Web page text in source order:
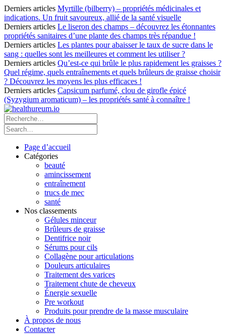
Derniers articles Myrtille (bilberry) – propriétés médicinales et
indications. Un fruit savoureux, allié de la santé visuelle
Derniers articles Le liseron des champs – découvrez les étonnantes
propriétés sanitaires d’une plante des champs très répandue !
Derniers articles Les plantes pour abaisser le taux de sucre dans le
sang : quelles sont les meilleures et comment les utiliser ?
Derniers articles Qu’est-ce qui brûle le plus rapidement les graisses ?
Quel régime, quels entraînements et quels brûleurs de graisse choisir
? Découvrez les moyens les plus efficaces !
Derniers articles Capsicum parfumé, clou de girofle épicé
(Syzygium aromaticum) – les propriétés santé à connaître !
Page d’accueil
Catégories
beauté
amincissement
entraînement
trucs de mec
santé
Nos classements
Gélules minceur
Brûleurs de graisse
Dentifrice noir
Sérums pour cils
Collagène pour articulations
Douleurs articulaires
Traitement des varices
Traitement chute de cheveux
Énergie sexuelle
Pre workout
Produits pour prendre de la masse musculaire
À propos de nous
Contacter